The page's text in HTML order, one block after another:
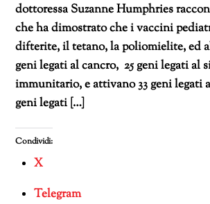
dottoressa Suzanne Humphries
che ha dimostrato che i vaccini
difterite, il tetano, la poliomielite, ed
geni legati al cancro, 25 geni legati al
immunitario, e attivano 33 geni legati
geni legati […]
Condividi:
X
Telegram